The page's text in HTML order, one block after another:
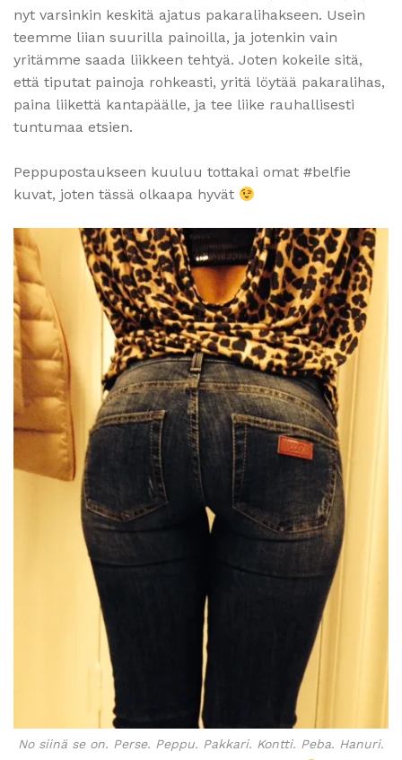
nyt varsinkin keskitä ajatus pakaralihakseen. Usein
teemme liian suurilla painoilla, ja jotenkin vain
yritämme saada liikkeen tehtyä. Joten kokeile sitä,
että tiputat painoja rohkeasti, yritä löytää pakaralihas,
paina liikettä kantapäälle, ja tee liike rauhallisesti
tuntumaa etsien.
Peppupostaukseen kuuluu tottakai omat #belfie
kuvat, joten tässä olkaapa hyvät
No siinä se on. Perse. Peppu. Pakkari. Kontti. Peba. Hanuri.